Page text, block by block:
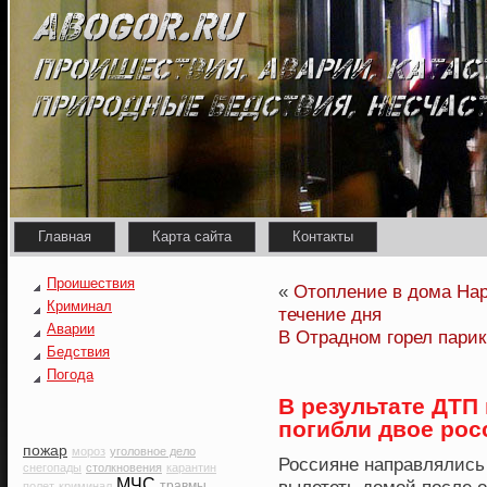
Главная Карта сайта Контакты
Проишествия
Криминал
Аварии
Бедствия
Погода
пожар мороз уголовное дело
снегопады столкновения карантин
« Отопление в дома
течение дня
В Отрадном горел
В результате
погибли двое
Россияне